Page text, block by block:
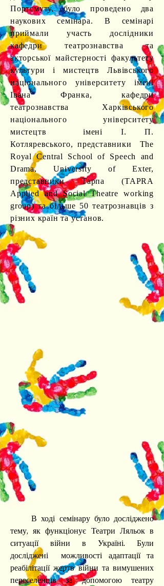
Портсмуту, було проведено два
наукових семінара. В семінарі
приймали участь дослідники
кафедри театрознавства та
акторської майстерності факультету
культури і мистецтв Львівського
національного університету імені
Івана Франка, кафедри
театрознавства Харківського
національного університету
мистецтв імені І. П.
Котляревського, представники The
Royal Central School of Speech and
Drama, University of Exter,
представники Тарпа (TAPRA
Applied and Social Theatre working
group) та більше 50 театрознавців з
різних країн та установ.
В ході семінару було досліджено
тему, як функціонує Театри Ляльок в
ситуації війни в Україні. Були
досліджені можливості адаптації та
реабілітації жертв війни та вимушених
переселенців за допомогою театру